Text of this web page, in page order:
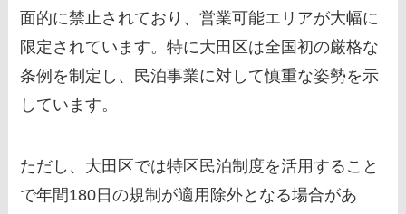
面的に禁止されており、営業可能エリアが大幅に
限定されています。特に大田区は全国初の厳格な
条例を制定し、民泊事業に対して慎重な姿勢を示
しています。
ただし、大田区では特区民泊制度を活用すること
で年間180日の規制が適用除外となる場合があ